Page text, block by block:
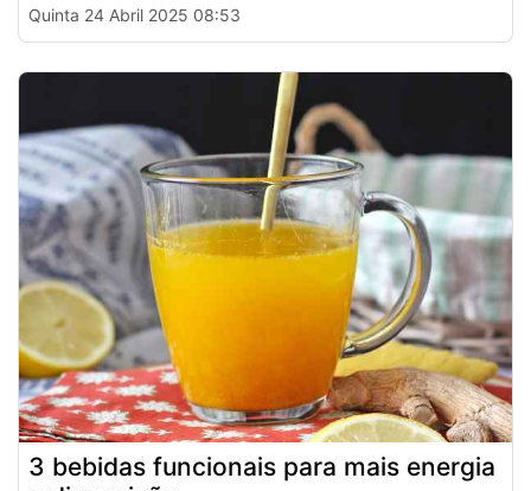
Quinta 24 Abril 2025 08:53
3 bebidas funcionais para mais energia